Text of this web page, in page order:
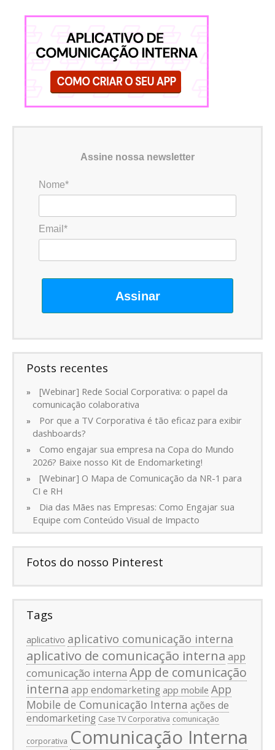
Assine nossa newsletter
Nome*
Email*
Assinar
Posts recentes
[Webinar] Rede Social Corporativa: o papel da
comunicação colaborativa
Por que a TV Corporativa é tão eficaz para exibir
dashboards?
Como engajar sua empresa na Copa do Mundo
2026? Baixe nosso Kit de Endomarketing!
[Webinar] O Mapa de Comunicação da NR-1 para
CI e RH
Dia das Mães nas Empresas: Como Engajar sua
Equipe com Conteúdo Visual de Impacto
Fotos do nosso Pinterest
Tags
aplicativo aplicativo comunicação interna
aplicativo de comunicação interna app
comunicação interna App de comunicação
interna app endomarketing app mobile App
Mobile de Comunicação Interna ações de
endomarketing Case TV Corporativa comunicação
corporativa Comunicação Interna